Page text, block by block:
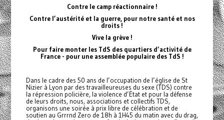
Contre le camp réactionnaire !
Contre l’austérité et la guerre, pour notre santé et nos
droits !
Vive la grève !
Pour faire monter les TdS des quartiers d’activité de
France - pour une assemblée populaire des TdS !
Dans le cadre des 50 ans de l’occupation de l’église de St
Nizier à Lyon par des travailleureuses du sexe (TDS) contre
la répression policière, la violence d’État et pour la défense
de leurs droits, nous, associations et collectifs TDS,
organisons une soirée à prix libre de célébration et de
soutien au Grrrnd Zero de 18h à 1H45 du matin avec du drag,